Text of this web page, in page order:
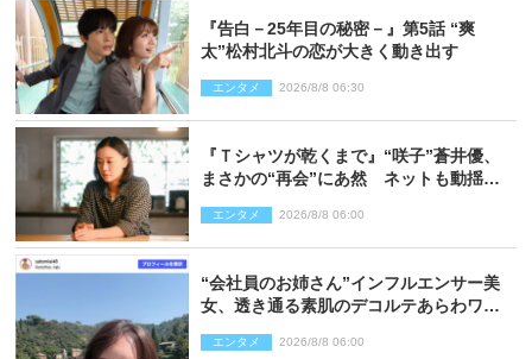
『告白－25年目の秘密－』第5話 “爽
太”松村北斗の恋が大きく動き出す
エンタメ 2026/8/8 06:30
『Ｔシャツが乾くまで』“咲子”蒼井優、
まさかの“再会”にあ然 ネットも動揺
レあり）
エンタメ 2026/8/8 06:00
“会社員のお姉さん”インフルエンサー美
女、透き通る素肌のデコルテあらわワン
エンタメ 2026/8/8 06:00